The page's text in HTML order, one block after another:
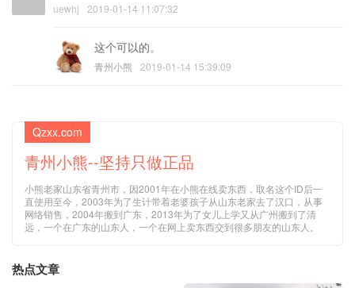
uewhj 2019-01-14 11:07:32
这个可以的。
青州小熊 2019-01-14 15:39:09
Qzxx.com
青州小熊--坚持只做正品
小熊老家山东省青州市，因2001年在小熊在线卖东西，取名这个ID后一
直使用至今，2003年为了生计带着老婆孩子从山东老家去了汉口，从事
网络销售，2004年搬到广东，2013年为了女儿上学又从广州搬到了清
远，一个在广东的山东人，一个在网上卖东西交到很多朋友的山东人。
热点文章